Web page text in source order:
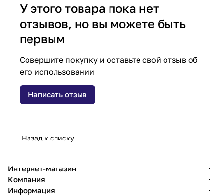
У этого товара пока нет
отзывов, но вы можете быть
первым
Совершите покупку и оставьте свой отзыв об
его использовании
Написать отзыв
Назад к списку
Интернет-магазин
Компания
Информация